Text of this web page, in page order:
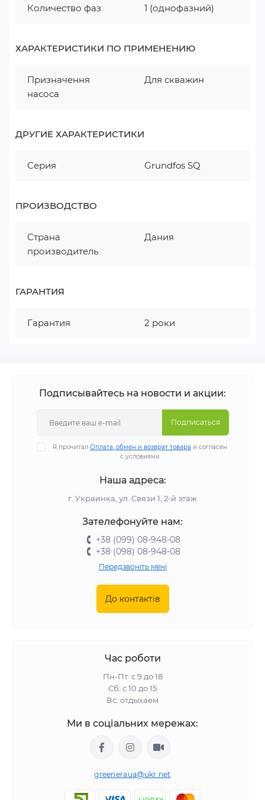
Количество фаз 1 (однофазний)
ХАРАКТЕРИСТИКИ ПО ПРИМЕНЕНИЮ
Призначення
насоса
Для скважин
ДРУГИЕ ХАРАКТЕРИСТИКИ
Серия Grundfos SQ
ПРОИЗВОДСТВО
Страна
производитель
Дания
ГАРАНТИЯ
Гарантия 2 роки
Подписывайтесь на новости и акции:
Подписаться
Я прочитал Оплата, обмен и возврат товара и согласен
с условиями
Наша адреса:
г. Украинка, ул. Связи 1, 2-й этаж
Зателефонуйте нам:
+38 (099) 08-948-08
+38 (098) 08-948-08
Передзвоніть мені
До контактів
Час роботи
Пн-Пт: с 9 до 18
Сб: с 10 до 15
Вс: отдыхаем
Ми в соціальних мережах:
greeneraua@ukr.net